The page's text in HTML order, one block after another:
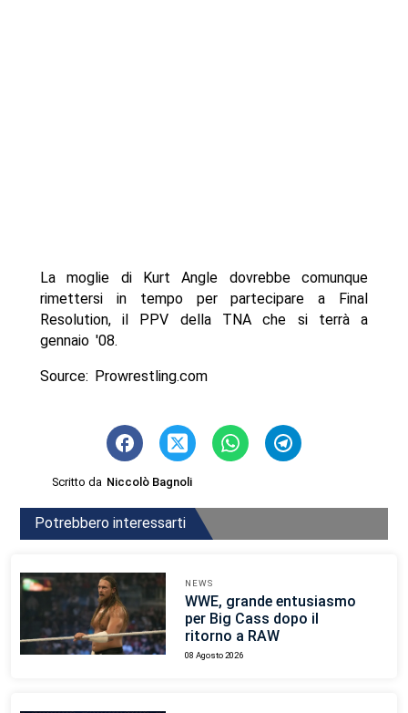
La moglie di Kurt Angle dovrebbe comunque
rimettersi in tempo per partecipare a Final
Resolution, il PPV della TNA che si terrà a
gennaio '08.
Source: Prowrestling.com
Scritto da Niccolò Bagnoli
Potrebbero interessarti
NEWS
WWE, grande entusiasmo
per Big Cass dopo il
ritorno a RAW
08 Agosto 2026